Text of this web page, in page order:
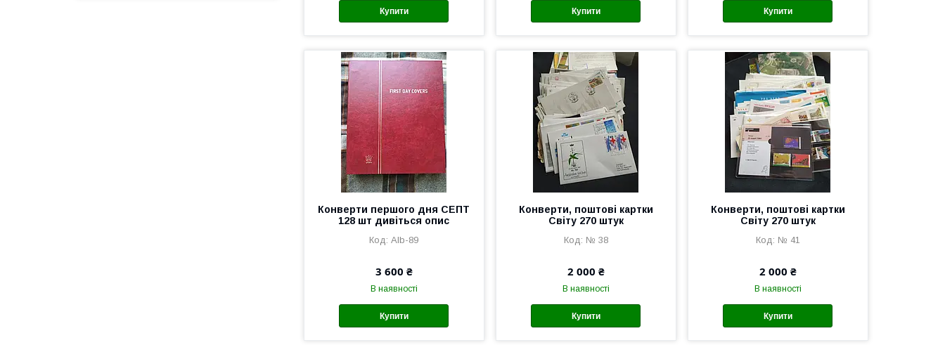
Купити Купити Купити
Конверти першого дня СЕПТ
128 шт дивіться опис
Alb-89
3 600 ₴
В наявності
Купити
Конверти, поштові картки
Світу 270 штук
№ 38
2 000 ₴
В наявності
Купити
Конверти, поштові картки
Світу 270 штук
№ 41
2 000 ₴
В наявності
Купити